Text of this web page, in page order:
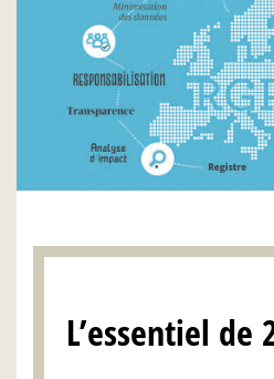
L’essentiel de